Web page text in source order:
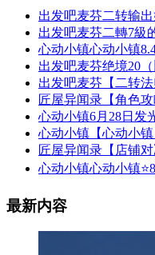
出发吧麦芬二转输
出发吧麦芬二轉7級
心动小镇心动小镇
出发吧麦芬绝境20
出发吧麦芬【二转
匠屋异闻录【角色
心动小镇6月28日发
心动小镇【心动小
匠屋异闻录【店铺
心动小镇心动小镇
最新内容